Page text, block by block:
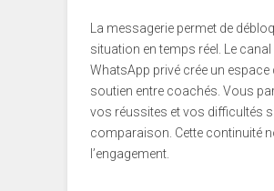
La messagerie permet de
situation en temps réel. Le canal
WhatsApp privé crée un espace
soutien entre coachés. Vous
vos réussites et vos difficultés
comparaison. Cette continuité
l’engagement.